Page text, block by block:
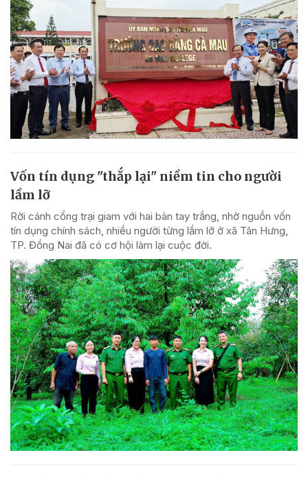
Vốn tín dụng "thắp lại" niềm tin cho người
lầm lỡ
Rời cánh cổng trại giam với hai bàn tay trắng, nhờ nguồn vốn
tín dụng chính sách, nhiều người từng lầm lỡ ở xã Tân Hưng,
TP. Đồng Nai đã có cơ hội làm lại cuộc đời.